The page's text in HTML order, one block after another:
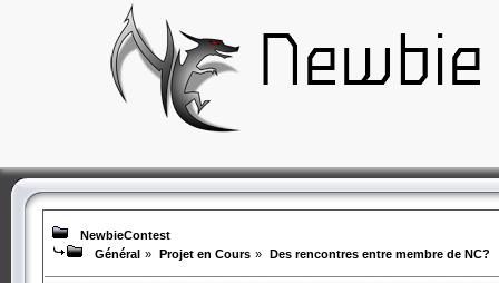
NewbieContest
Général » Projet en Cours » Des rencontres entre membre de NC?